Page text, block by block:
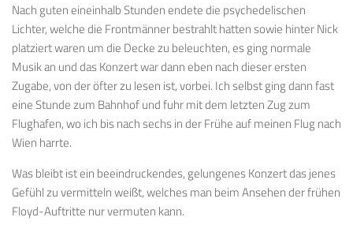
Nach guten eineinhalb Stunden endete die psychedelischen
Lichter, welche die Frontmänner bestrahlt hatten sowie hinter Nick
platziert waren um die Decke zu beleuchten, es ging normale
Musik an und das Konzert war dann eben nach dieser ersten
Zugabe, von der öfter zu lesen ist, vorbei. Ich selbst ging dann fast
eine Stunde zum Bahnhof und fuhr mit dem letzten Zug zum
Flughafen, wo ich bis nach sechs in der Frühe auf meinen Flug nach
Wien harrte.
Was bleibt ist ein beeindruckendes, gelungenes Konzert das jenes
Gefühl zu vermitteln weißt, welches man beim Ansehen der frühen
Floyd-Auftritte nur vermuten kann.